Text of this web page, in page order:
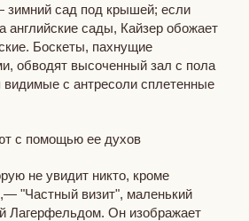
зимний сад под крышей; если
сады, Кайзер обожает
Боскеты, пахнущие
обводят высоченный зал с пола
видимые с антресоли сплетенные
с помощью ее духов
не увидит никто, кроме
"Частный визит", маленький
Лагерфельдом. Он изображает